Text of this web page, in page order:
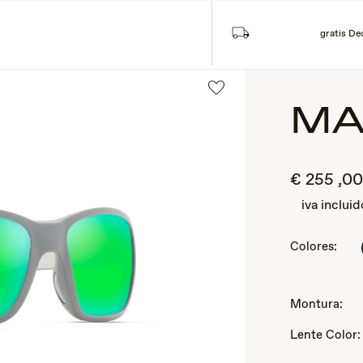
Búsqueda
€ 255 ,00
iva
Colores:
Montura:
Lente Color:
gratis